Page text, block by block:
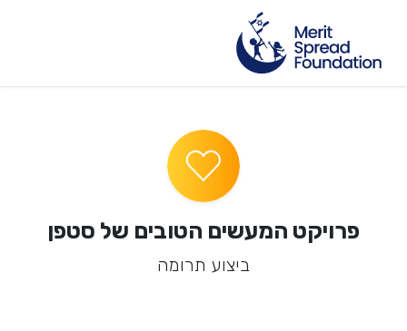
פרויקט המעשים הטובים של סטפן
ביצוע תרומה